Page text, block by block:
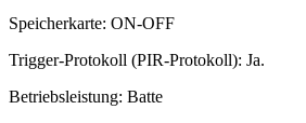
Speicherkarte: ON-OFF
Trigger-Protokoll (PIR-Protokoll): Ja.
Betriebsleistung: Batte